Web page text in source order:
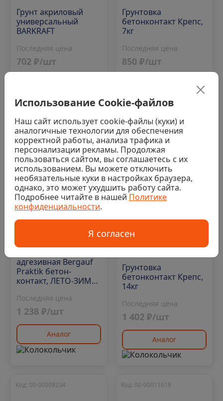
Грунт акриловый
универсальный
BARKRAFT
Последняя цена
702 ₽/шт
Грунтовка
бетонконтакт Крепс,
7кг
Последняя цена
850 ₽/шт
Нет в наличии
Код: 00-00015507
адгезивная Bergauf
Praktik бетон-
контакт, ЛЕТО-ЗИМА,
Последняя цена
1 238 ₽/шт
Аналог
Нет в наличии
Код: 00-00009446
0
Грунтовка
бетонконтакт Крепс,
14кг
Последняя цена
1 402 ₽/шт
Аналог
Код: 00-00009234 Код: 00-00011618
Использование Cookie-файлов
Наш сайт использует cookie-файлы (куки) и
аналогичные технологии для обеспечения
корректной работы, анализа трафика и
персонализации рекламы. Продолжая
пользоваться сайтом, вы соглашаетесь с их
использованием. Вы можете отключить
необязательные куки в настройках браузера,
однако, это может ухудшить работу сайта.
Подробнее читайте в нашей Политике
конфиденциальности.
Я согласен